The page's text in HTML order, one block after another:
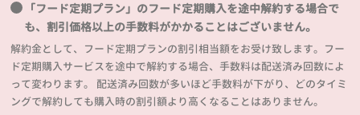
「フード定期プラン」のフード定期購入を途中解約する場合で
も、割引価格以上の手数料がかかることはございません。
解約金として、フード定期プランの割引相当額をお受け致します。フー
ド定期購入サービスを途中で解約する場合、手数料は配送済み回数によ
って変わります。 配送済み回数が多いほど手数料が下がり、どのタイミ
ングで解約しても購入時の割引額より高くなることはありません。